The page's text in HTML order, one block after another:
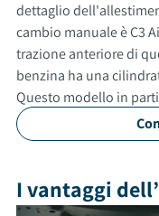
dettaglio
cambio manuale è C3 Aircross
trazione anteriore di
benzina ha una
Questo modello in
massima di 183 km/h.
100 km. Questa
interni in sono di colore grigio. Il veicolo ha 5 porte, 5 posti a
sedere e un bagagliaio con
I vantaggi